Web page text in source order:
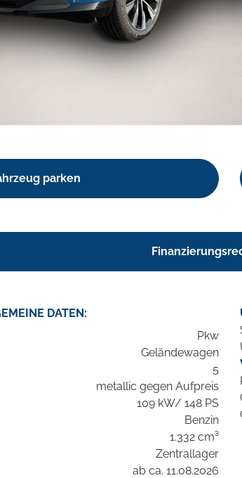
parken
DATEN:
Pkw
Geländewagen
5
metallic gegen Aufpreis
109 kW/ 148 PS
Benzin
1.332 cm³
Zentrallager
ab ca. 11.08.2026